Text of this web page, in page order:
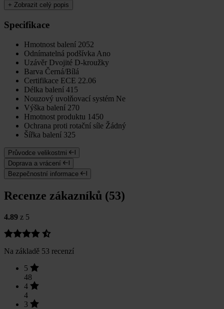
+ Zobrazit celý popis
Specifikace
Hmotnost balení 2052
Odnímatelná podšívka Ano
Uzávěr Dvojité D-kroužky
Barva Černá/Bílá
Certifikace ECE 22.06
Délka balení 415
Nouzový uvolňovací systém Ne
Výška balení 270
Hmotnost produktu 1450
Ochrana proti rotační síle Žádný
Šířka balení 325
Průvodce velikostmi
Doprava a vrácení
Bezpečnostní informace
Recenze zákazníků (53)
4.89 z 5
Na základě 53 recenzí
5
48
4
4
3